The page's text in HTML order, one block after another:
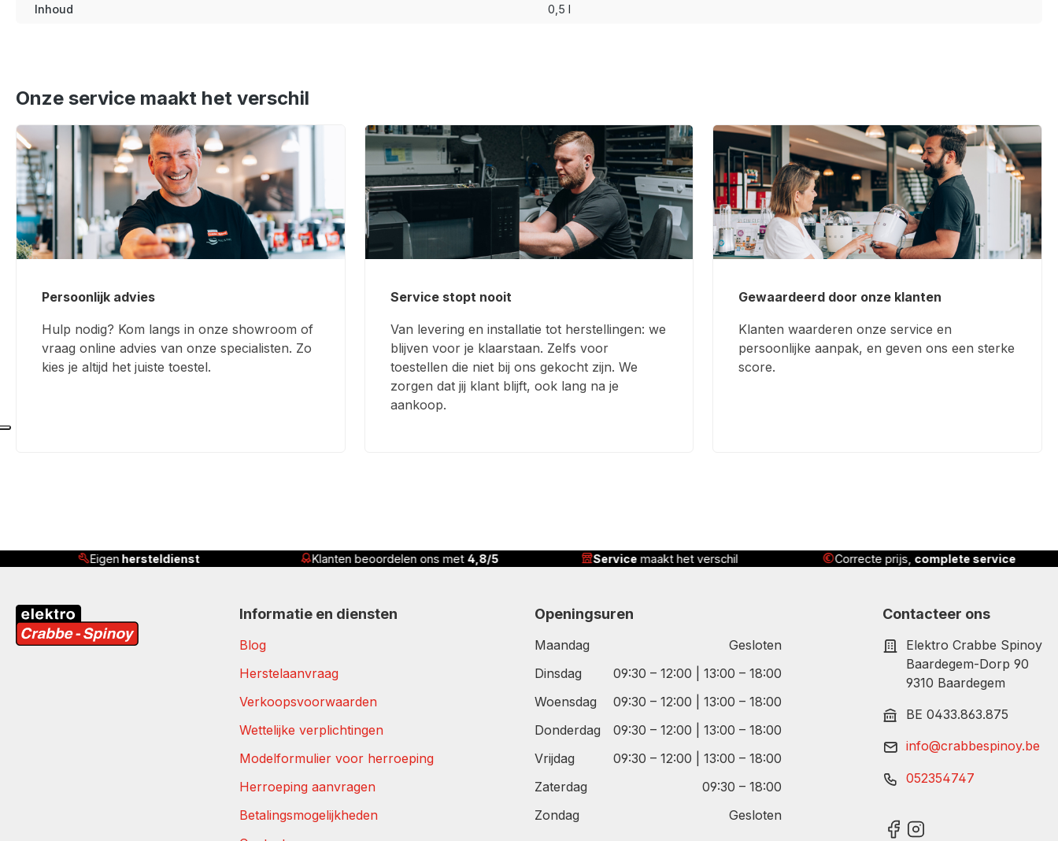
Inhoud 0,5 l
Onze service maakt het verschil
Persoonlijk advies
Hulp nodig? Kom langs in onze showroom of
vraag online advies van onze specialisten. Zo
kies je altijd het juiste toestel.
Service stopt nooit
Van levering en installatie tot herstellingen: we
blijven voor je klaarstaan. Zelfs voor
toestellen die niet bij ons gekocht zijn. We
zorgen dat jij klant blijft, ook lang na je
aankoop.
Gewaardeerd door onze klanten
Klanten waarderen onze service en
persoonlijke aanpak, en geven ons een sterke
score.
Klanten beoordelen ons met 4,8/5 Service maakt het verschil Correcte prijs,complete service Geleverd, geïnstalleerd én
Informatie en diensten
Blog
Herstelaanvraag
Verkoopsvoorwaarden
Wettelijke verplichtingen
Modelformulier voor herroeping
Herroeping aanvragen
Betalingsmogelijkheden
Openingsuren
Maandag
Gesloten
Dinsdag
09:30 – 12:00 | 13:00 – 18:00
Woensdag
09:30 – 12:00 | 13:00 – 18:00
Donderdag
09:30 – 12:00 | 13:00 – 18:00
Vrijdag
09:30 – 12:00 | 13:00 – 18:00
Zaterdag
09:30 – 18:00
Zondag
Gesloten
Contacteer ons
Elektro Crabbe Spinoy
Baardegem-Dorp 90
9310 Baardegem
BE 0433.863.875
info@crabbespinoy.be
052354747